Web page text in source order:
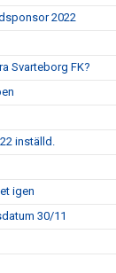
2022
Svarteborg FK?
inställd.
igen
30/11